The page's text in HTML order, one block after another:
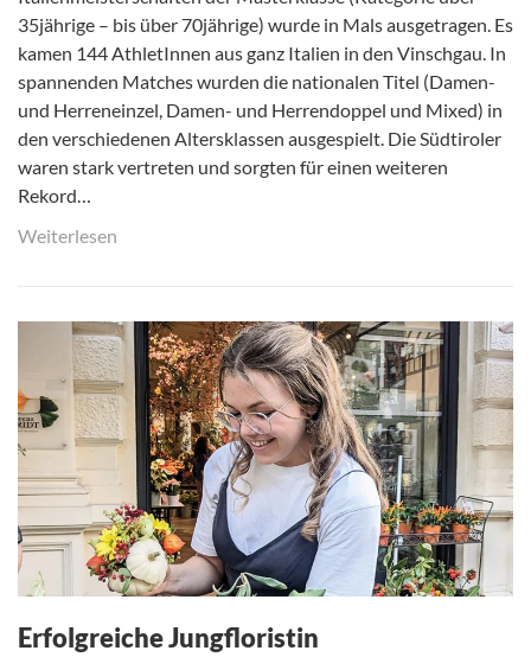
35jährige – bis über 70jährige) wurde in Mals ausgetragen. Es
kamen 144 AthletInnen aus ganz Italien in den Vinschgau. In
spannenden Matches wurden die nationalen Titel (Damen-
und Herreneinzel, Damen- und Herrendoppel und Mixed) in
den verschiedenen Altersklassen ausgespielt. Die Südtiroler
waren stark vertreten und sorgten für einen weiteren
Rekord…
Weiterlesen
Erfolgreiche Jungfloristin